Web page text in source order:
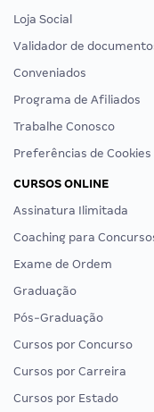
Loja Social
Validador de
Conveniados
Programa de Afiliados
Trabalhe Conosco
Preferências de Cookies
CURSOS ONLINE
Assinatura Ilimitada
Coaching para
Exame de Ordem
Graduação
Pós-Graduação
Cursos por Concurso
Cursos por Carreira
Cursos por Estado